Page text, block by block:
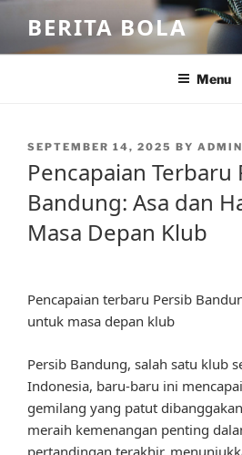
content
BERITA BOLA
Menu
POSTED
SEPTEMBER 14, 2025 BY ADMIN
Pencapaian Terbaru
Bandung: Asa dan
Masa Depan Klub
Pencapaian terbaru Persib
untuk masa depan klub
Persib Bandung, salah satu klub
Indonesia, baru-baru ini
gemilang yang patut
meraih kemenangan penting
pertandingan terakhir,